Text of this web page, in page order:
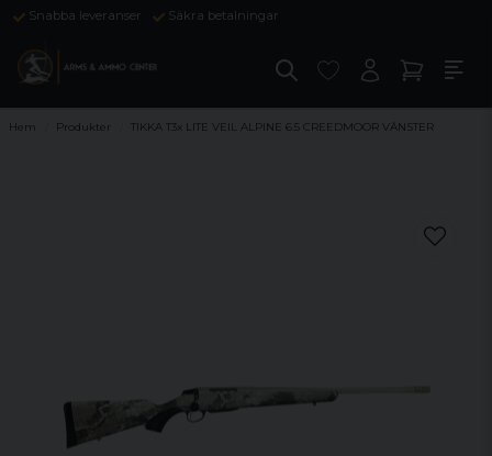
Snabba leveranser Säkra betalningar
Hem Produkter TIKKA T3x LITE VEIL ALPINE 6.5 CREEDMOOR VÄNSTER